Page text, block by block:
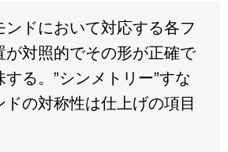
ンドにおいて対応する各フ
が対照的でその形が正確で
る。”シンメトリー”すな
ドの対称性は仕上げの項目